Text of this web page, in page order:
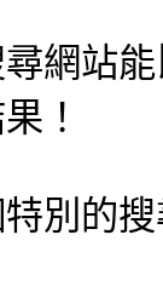
網站
！
別的